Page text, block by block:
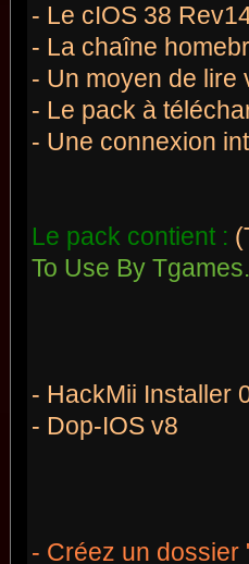
- Le cIOS 38
- La chaîne
- Un moyen de lire
- Le pack à
- Une connexion
Le pack contient :
To Use By
- HackMii Installer
- Dop-IOS v8
- Créez un dossier